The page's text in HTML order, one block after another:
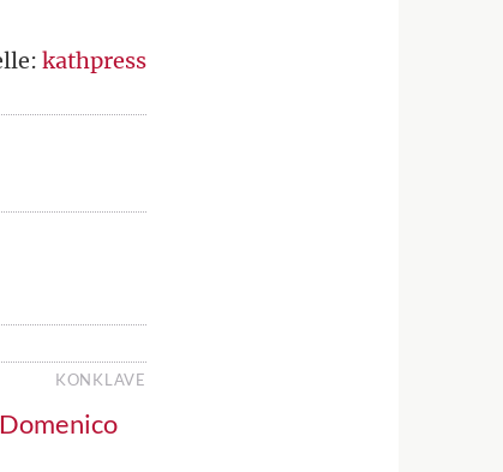
kathpress
KONKLAVE